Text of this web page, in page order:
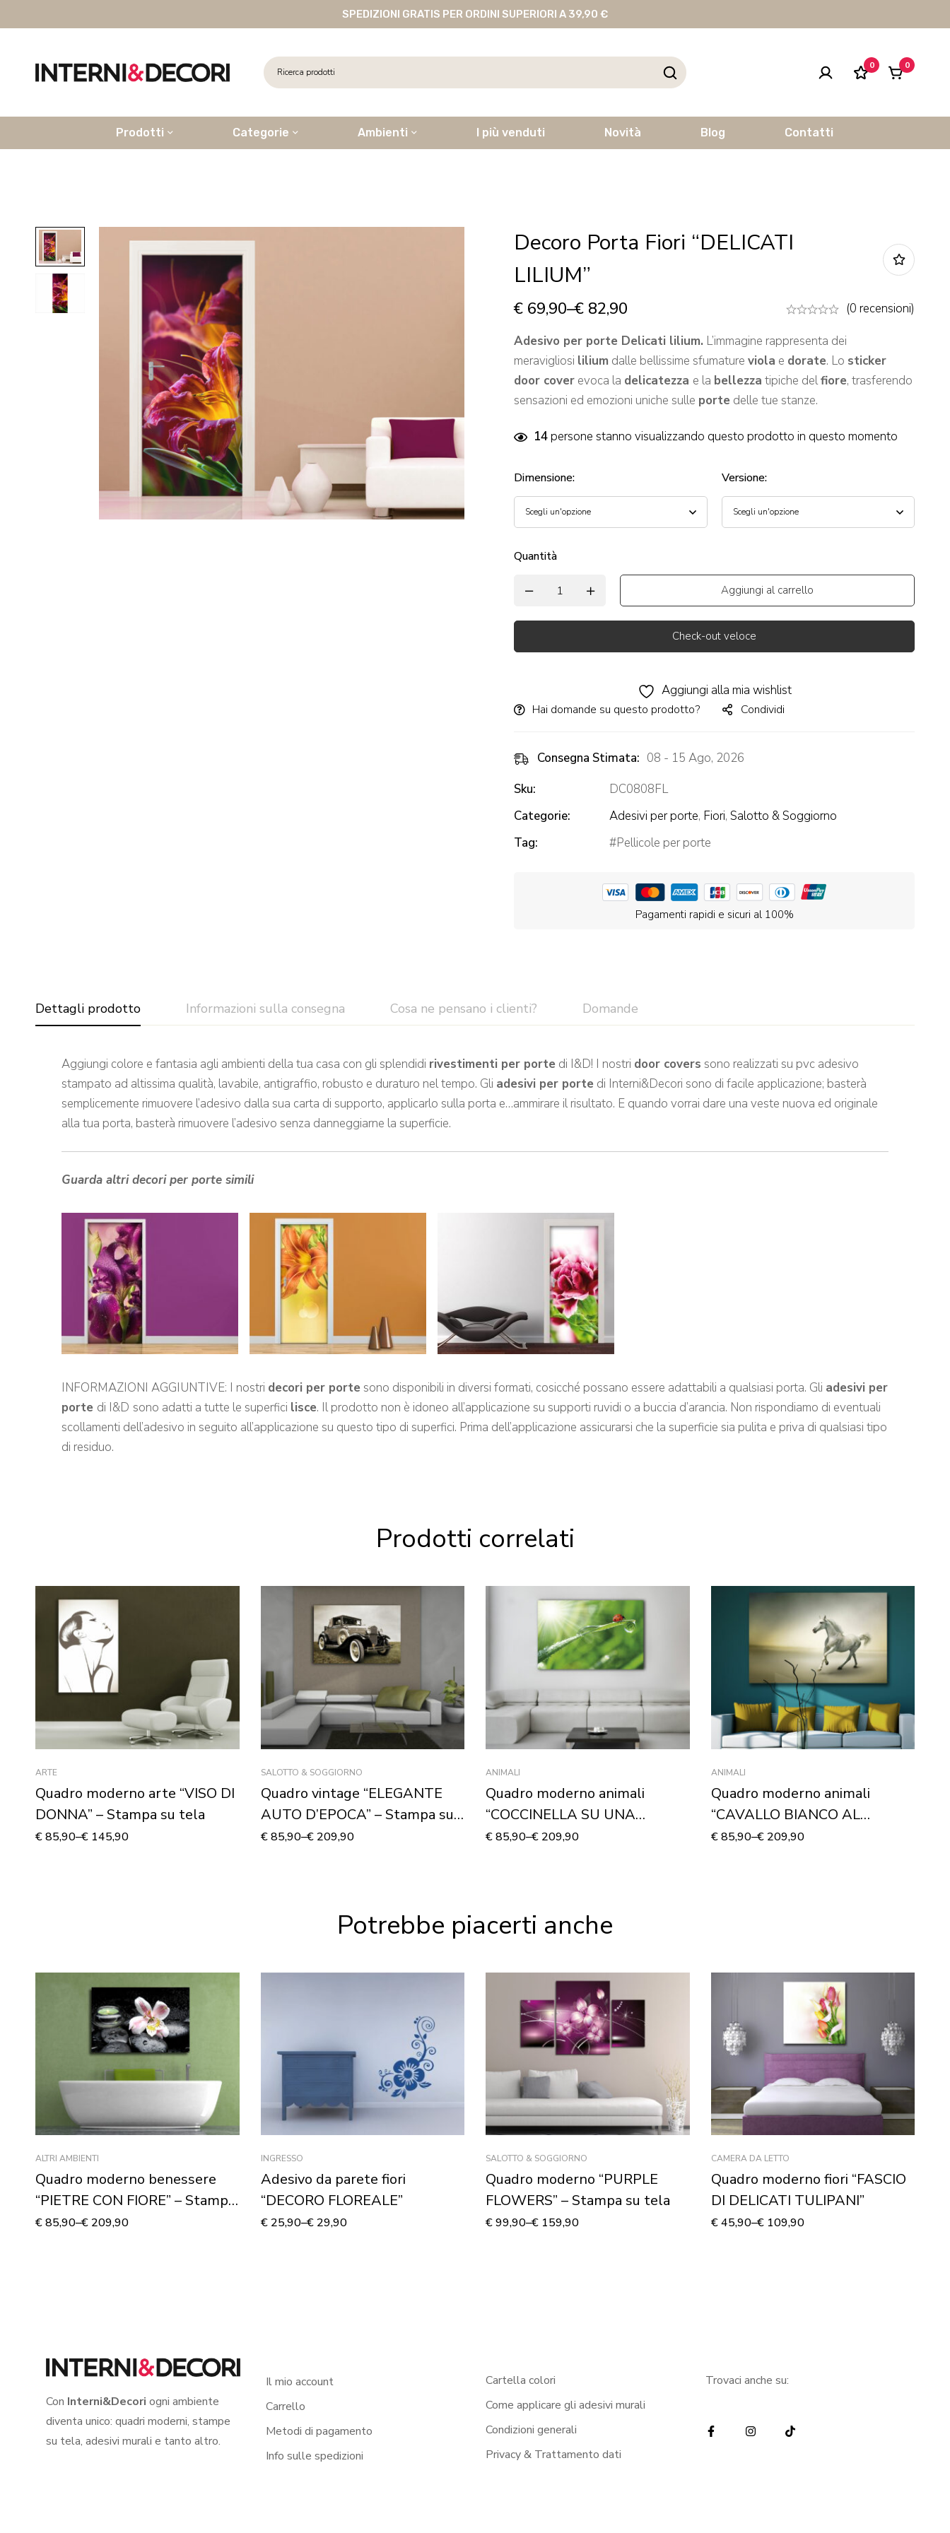
SPEDIZIONI GRATIS PER ORDINI SUPERIORI A 39,90 €
0 0
Prodotti Categorie Ambienti I più venduti Novità Blog Contatti
Decoro Porta Fiori “DELICATI
LILIUM”
€ 69,90–€ 82,90
(0 recensioni)
Adesivo per porte Delicati lilium. L’immagine rappresenta dei
meravigliosi lilium dalle bellissime sfumature viola e dorate. Lo sticker
door cover evoca la delicatezza e la bellezza tipiche delfiore, trasferendo
sensazioni ed emozioni uniche sulle porte delle tue stanze.
14persone stanno visualizzando questo prodotto in questo momento
Dimensione: Versione:
Quantità
Aggiungi al carrello
Check-out veloce
Aggiungi alla mia wishlist
Hai domande su questo prodotto? Condividi
Consegna Stimata: 08 - 15 Ago, 2026
Sku:
DC0808FL
Categorie:
Adesivi per porte, Fiori, Salotto & Soggiorno
Tag:
Pellicole per porte
Pagamenti rapidi e sicuri al 100%
Dettagli prodotto Informazioni sulla consegna Cosa ne pensano i clienti? Domande
Aggiungi colore e fantasia agli ambienti della tua casa con gli splendidi rivestimenti per porte di I&D! I nostri door covers sono realizzati su pvc adesivo
stampato ad altissima qualità, lavabile, antigraffio, robusto e duraturo nel tempo. Gli adesivi per porte di Interni&Decori sono di facile applicazione; basterà
semplicemente rimuovere l’adesivo dalla sua carta di supporto, applicarlo sulla porta e…ammirare il risultato. E quando vorrai dare una veste nuova ed originale
alla tua porta, basterà rimuovere l’adesivo senza danneggiarne la superficie.
Guarda altri decori per porte simili
INFORMAZIONI AGGIUNTIVE: I nostri decori per porte sono disponibili in diversi formati, cosicché possano essere adattabili a qualsiasi porta. Gli adesivi per
porte di I&D sono adatti a tutte le superfici lisce. Il prodotto non è idoneo all’applicazione su supporti ruvidi o a buccia d’arancia. Non rispondiamo di eventuali
scollamenti dell’adesivo in seguito all’applicazione su questo tipo di superfici. Prima dell’applicazione assicurarsi che la superficie sia pulita e priva di qualsiasi tipo
di residuo.
Prodotti correlati
ARTE
Quadro moderno arte “VISO DI
DONNA” – Stampa su tela
€85,90–€ 145,90
SALOTTO & SOGGIORNO
Quadro vintage “ELEGANTE
AUTO D’EPOCA” – Stampa su
tela
€85,90–€209,90
ANIMALI
Quadro moderno animali
“COCCINELLA SU UNA
FOGLIA” – Stampa su tela
€85,90–€ 209,90
ANIMALI
Quadro moderno animali
“CAVALLO BIANCO AL
GALOPPO” – Stampa su tela
€85,90–€209,90
Potrebbe piacerti anche
ALTRI AMBIENTI
Quadro moderno benessere
“PIETRE CON FIORE” – Stampa
su tela
€85,90–€ 209,90
INGRESSO
Adesivo da parete fiori
“DECORO FLOREALE”
€25,90–€29,90
SALOTTO & SOGGIORNO
Quadro moderno “PURPLE
FLOWERS” – Stampa su tela
€99,90–€ 159,90
CAMERA DA LETTO
Quadro moderno fiori “FASCIO
DI DELICATI TULIPANI”
€45,90–€109,90
Con Interni&Decori ogni ambiente
diventa unico: quadri moderni, stampe
su tela, adesivi murali e tanto altro.
Il mio account
Carrello
Metodi di pagamento
Info sulle spedizioni
Cartella colori
Come applicare gli adesivi murali
Condizioni generali
Privacy & Trattamento dati
Trovaci anche su: